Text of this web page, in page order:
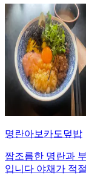
명란아보카도덮밥
짭조름한 명란과
입니다 야채가 적